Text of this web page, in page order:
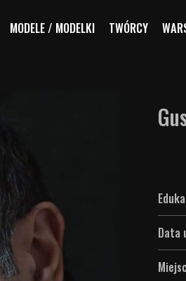
MODELE / MODELKI TWÓRCY
Data